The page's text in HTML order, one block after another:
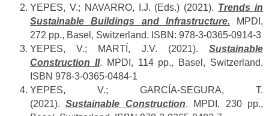
YEPES, V.; NAVARRO, I.J. (Eds.) (2021). Trends in
Sustainable Buildings and Infrastructure. MPDI,
272 pp., Basel, Switzerland. ISBN: 978-3-0365-0914-3
YEPES, V.; MARTÍ, J.V. (2021). Sustainable
Construction II. MPDI, 114 pp., Basel, Switzerland.
ISBN 978-3-0365-0484-1
YEPES, V.; GARCÍA-SEGURA, T.
(2021).Sustainable Construction. MPDI, 230 pp.,